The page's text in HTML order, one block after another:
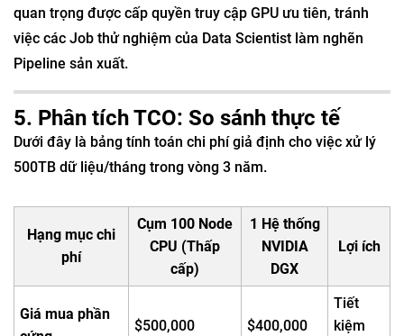
quan trọng được cấp quyền truy cập GPU ưu tiên, tránh
việc các Job thử nghiệm của Data Scientist làm nghẽn
Pipeline sản xuất.
5. Phân tích TCO: So sánh thực tế
Dưới đây là bảng tính toán chi phí giả định cho việc xử lý
500TB dữ liệu/tháng trong vòng 3 năm.
Hạng mục chi
phí
Cụm 100 Node
CPU (Thấp
cấp)
1 Hệ thống
NVIDIA
DGX
Lợi ích
Giá mua phần
$500,000 $400,000
Tiết
kiệm